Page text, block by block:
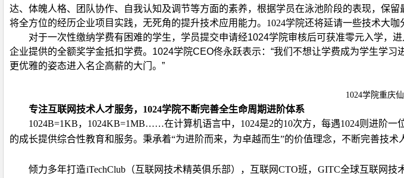
达、体魄人格、团队协作、自我认知及调节等方面的素养，根据学员在泳池阶段的表现，保留
将全方位的经历企业项目实践，无死角的提升技术应用能力。 1024学院还将延请一些技术大咖
对于一次性缴纳学费有困难的学生，学员提交申请经1024学院审核后可获准零元入学，进
企业提供的全额奖学金抵扣学费。 1024学院CEO佟永跃表示：“我们不想让学费成为学生学
更优雅的姿态进入名企高薪的大门。”
1024学院重庆
专注互联网技术人才服务， 1024学院不断完善全生命周期进阶体系
1024B=1KB， 1024KB=1MB……在计算机语言中， 1024是2的10次方，每遇1024则进阶一
的成长提供综合性教育和服务。秉承着“为进阶而来，为卓越而生”的价值理念，不断完善技
倾力多年打造iTechClub（互联网技术精英俱乐部），互联网CTO班， GITC全球互联网技